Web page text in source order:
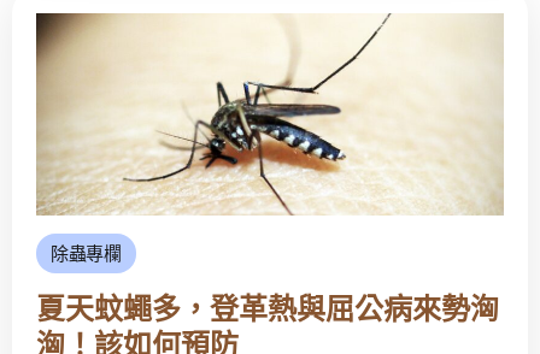
除蟲專欄
夏天蚊蠅多，登革熱與屈公病來勢洶
洶！該如何預防